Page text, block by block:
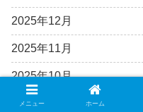
2025年12月
2025年11月
2025年10月
2025年9月
メニュー ホーム